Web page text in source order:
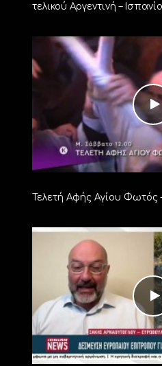
τελικού Αργεντινή –
Τελετή Αφής Αγίου Φωτός